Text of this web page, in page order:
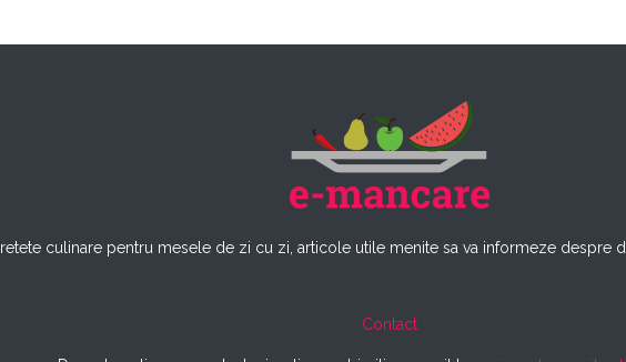
culinare pentru mesele de zi cu zi, articole utile menite sa va informeze despre
Contact